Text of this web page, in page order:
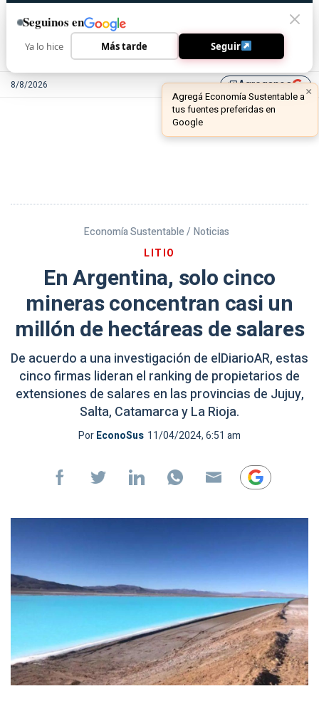
8/8/2026 library_addAgreganos
Economía Sustentable / Noticias
LITIO
En Argentina, solo cinco
mineras concentran casi un
millón de hectáreas de salares
De acuerdo a una investigación de elDiarioAR, estas
cinco firmas lideran el ranking de propietarios de
extensiones de salares en las provincias de Jujuy,
Salta, Catamarca y La Rioja.
PorEconoSus 11/04/2024, 6:51 am
Seguinos en
Ya lo hice Más tarde Seguir